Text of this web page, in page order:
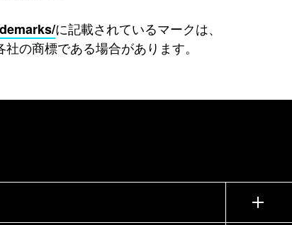
に記載されているマークは、
の商標である場合があります。